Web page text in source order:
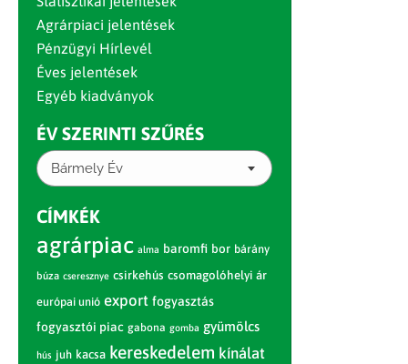
Agrárpiaci jelentések
Pénzügyi Hírlevél
Éves jelentések
Egyéb kiadványok
ÉV SZERINTI SZŰRÉS
Bármely Év
CÍMKÉK
agrárpiac alma baromfi bor bárány
búza cseresznye csirkehús csomagolóhelyi ár
európai unió export fogyasztás
fogyasztói piac gabona gomba gyümölcs
hús juh kacsa kereskedelem kínálat